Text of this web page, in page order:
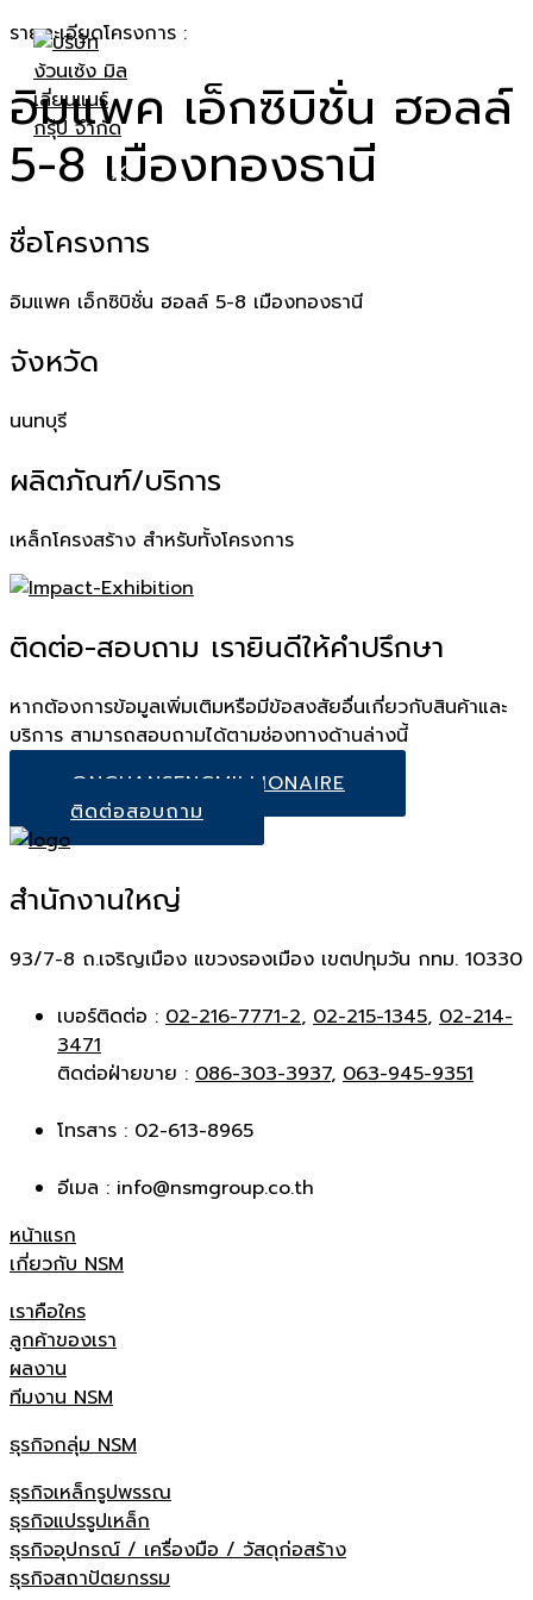
Skip
content
MAIN
MENU
รายละเอียดโครงการ :
อิมแพค เอ็กซิบิชั่น ฮอลล์
5-8 เมืองทองธานี
ชื่อโครงการ
อิมแพค เอ็กซิบิชั่น ฮอลล์ 5-8 เมืองทองธานี
จังหวัด
นนทบุรี
ผลิตภัณฑ์/บริการ
เหล็กโครงสร้าง สำหรับทั้งโครงการ
ติดต่อ-สอบถาม เรายินดีให้คำปรึกษา
หากต้องการข้อมูลเพิ่มเติมหรือมีข้อสงสัยอื่นเกี่ยวกับสินค้าและ
บริการ สามารถสอบถามได้ตามช่องทางด้านล่างนี้
@NGUANSENGMILLIONAIRE
ติดต่อสอบถาม
สำนักงานใหญ่
93/7-8 ถ.เจริญเมือง แขวงรองเมือง เขตปทุมวัน กทม. 10330
เบอร์ติดต่อ : 02-216-7771-2, 02-215-1345, 02-214-
3471
ติดต่อฝ่ายขาย : 086-303-3937, 063-945-9351
โทรสาร : 02-613-8965
อีเมล : info@nsmgroup.co.th
หน้าแรก
เกี่ยวกับ NSM
เราคือใคร
ลูกค้าของเรา
ผลงาน
ทีมงาน NSM
ธุรกิจกลุ่ม NSM
ธุรกิจเหล็กรูปพรรณ
ธุรกิจแปรรูปเหล็ก
ธุรกิจอุปกรณ์ / เครื่องมือ / วัสดุก่อสร้าง
ธุรกิจสถาปัตยกรรม